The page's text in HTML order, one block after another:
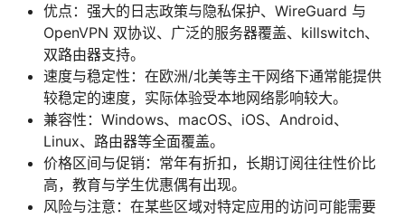
优点：强大的日志政策与隐私保护、WireGuard 与
OpenVPN 双协议、广泛的服务器覆盖、killswitch、
双路由器支持。
速度与稳定性：在欧洲/北美等主干网络下通常能提供
较稳定的速度，实际体验受本地网络影响较大。
兼容性：Windows、macOS、iOS、Android、
Linux、路由器等全面覆盖。
价格区间与促销：常年有折扣，长期订阅往往性价比
高，教育与学生优惠偶有出现。
风险与注意：在某些区域对特定应用的访问可能需要